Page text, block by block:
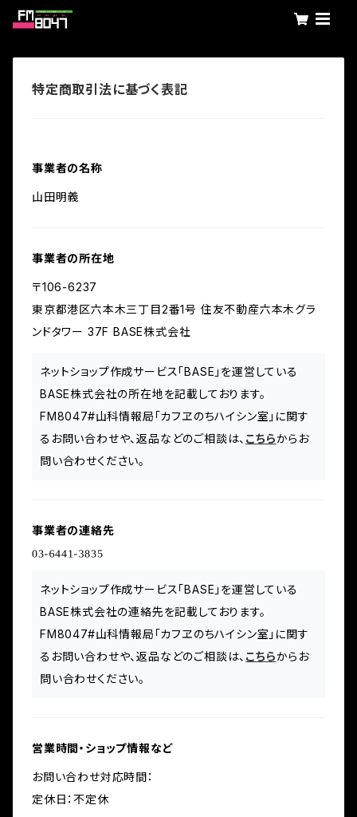
特定商取引法に基づく表記
事業者の名称
山田明義
事業者の所在地
〒106-6237
東京都港区六本木三丁目2番1号 住友不動産六本木グラ
ンドタワー 37F BASE株式会社
ネットショップ作成サービス「BASE」を運営している
BASE株式会社の所在地を記載しております。
FM8047#山科情報局「カフヱのちハイシン室」に関す
るお問い合わせや、返品などのご相談は、 こちらからお
問い合わせください。
事業者の連絡先
ネットショップ作成サービス「BASE」を運営している
BASE株式会社の連絡先を記載しております。
FM8047#山科情報局「カフヱのちハイシン室」に関す
るお問い合わせや、返品などのご相談は、 こちらからお
問い合わせください。
営業時間・ショップ情報など
お問い合わせ対応時間：
定休日：不定休